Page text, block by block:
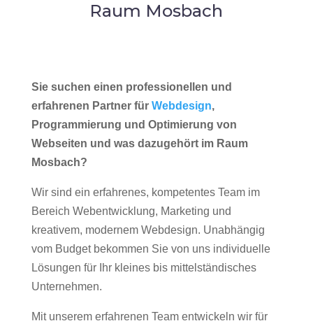
Raum Mosbach
Sie suchen einen professionellen und
erfahrenen Partner für Webdesign,
Programmierung und Optimierung von
Webseiten und was dazugehört im Raum
Mosbach?
Wir sind ein erfahrenes, kompetentes Team im
Bereich Webentwicklung, Marketing und
kreativem, modernem Webdesign. Unabhängig
vom Budget bekommen Sie von uns individuelle
Lösungen für Ihr kleines bis mittelständisches
Unternehmen.
Mit unserem erfahrenen Team entwickeln wir für